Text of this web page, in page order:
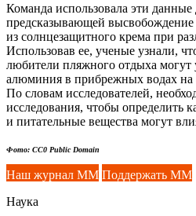
Команда использовала эти данные
предсказывающей высвобождение
из солнцезащитного крема при
Использовав ее, ученые узнали,
любители пляжного отдыха могут
алюминия в прибрежных водах на
По словам исследователей,
исследования, чтобы определить
и питательные вещества могут
Фото: CC0 Public Domain
Наш журнал ММ Поддержать ММ
Наука